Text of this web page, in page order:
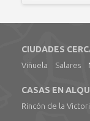
CIUDADES
Viñuela
Salares
CASAS EN
Rincón de la